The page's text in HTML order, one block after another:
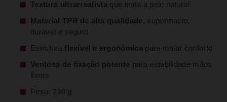
Textura ultrarrealista que imita a pele natural
Material TPR de alta qualidade , supermacio,
durável e seguro
Estrutura flexível e ergonómica para maior conforto
Ventosa de fixação potente para estabilidade mãos
livres
Peso: 230 g